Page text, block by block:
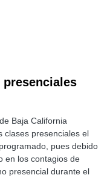
presenciales
Baja California
clases presenciales el
pues debido
en los contagios de
presencial durante el